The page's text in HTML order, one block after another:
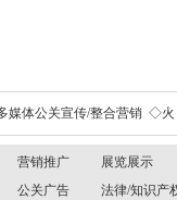
媒体公关宣传/整合营销 ◇火
营销推广 展览展示
公关广告 法律/知识产